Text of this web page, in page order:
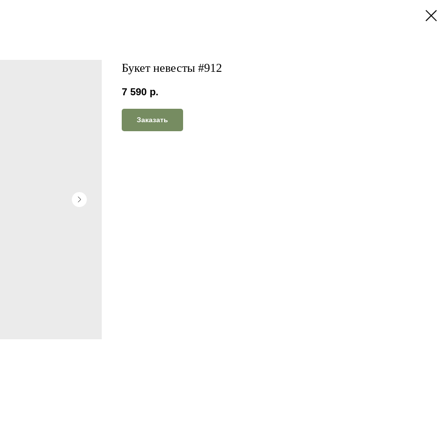
Букет невесты #912
7 590 р.
Заказать